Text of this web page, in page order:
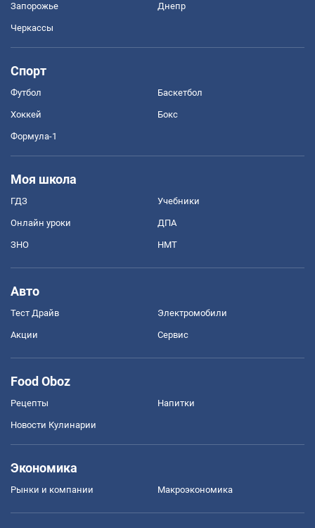
Запорожье Днепр
Черкассы
Спорт
Футбол Баскетбол
Хоккей Бокс
Формула-1
Моя школа
ГДЗ Учебники
Онлайн уроки ДПА
ЗНО НМТ
Авто
Тест Драйв Электромобили
Акции Сервис
Food Oboz
Рецепты Напитки
Новости Кулинарии
Экономика
Рынки и компании Mакроэкономика